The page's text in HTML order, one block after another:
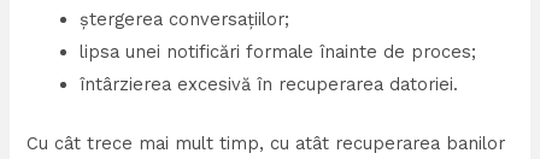
ștergerea conversațiilor;
lipsa unei notificări formale înainte de proces;
întârzierea excesivă în recuperarea datoriei.
Cu cât trece mai mult timp, cu atât recuperarea banilor